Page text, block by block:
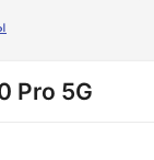
Pro 5G